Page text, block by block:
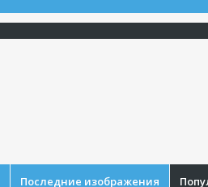
Последние изображения